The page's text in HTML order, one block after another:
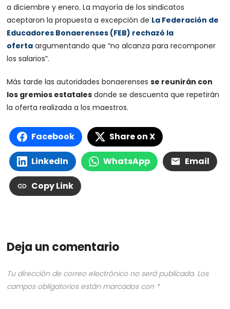
a diciembre y enero. La mayoría de los sindicatos
aceptaron la propuesta a excepción de La Federación de
Educadores Bonaerenses (FEB) rechazó la
oferta argumentando que “no alcanza para recomponer
los salarios”.
Más tarde las autoridades bonaerensesse reunirán con
los gremios estatales donde se descuenta que repetirán
la oferta realizada a los maestros.
Facebook Share on X
LinkedIn WhatsApp Email
Copy Link
Deja un comentario
Tu dirección de correo electrónico no será publicada. Los
campos obligatorios están marcados con *